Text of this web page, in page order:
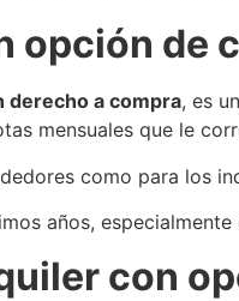
opción de
derecho a compra, es
mensuales que le
como para los
años,
con